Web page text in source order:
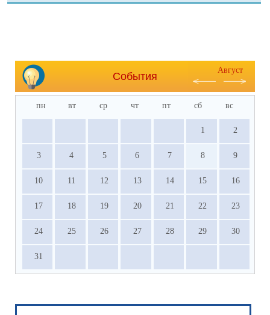
События
Август
пн вт ср чт пт сб вс
1 2
3 4 5 6 7 8 9
10 11 12 13 14 15 16
17 18 19 20 21 22 23
24 25 26 27 28 29 30
31